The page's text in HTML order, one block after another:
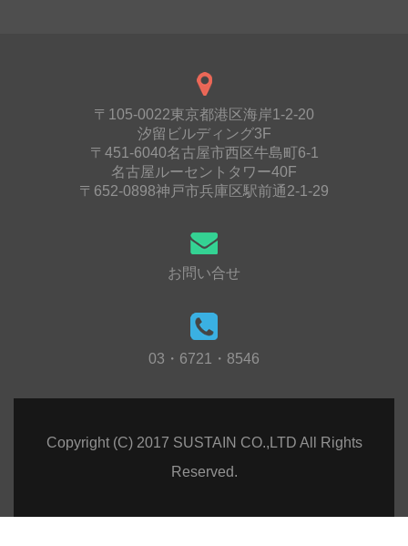
〒105-0022東京都港区海岸1-2-20
汐留ビルディング3F
〒451-6040名古屋市西区牛島町6-1
名古屋ルーセントタワー40F
〒652-0898神戸市兵庫区駅前通2-1-29
お問い合せ
03・6721・8546
Copyright (C) 2017 SUSTAIN CO.,LTD All Rights
Reserved.